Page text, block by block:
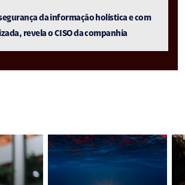
da informação holística e com
revela o CISO da companhia